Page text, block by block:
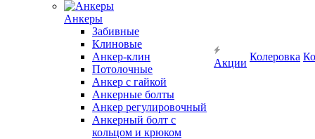
Анкеры
Забивные
Клиновые
Анкер-клин
Потолочные
Анкер с гайкой
Анкерные болты
Анкер регулировочный
Анкерный болт с
кольцом и крюком
Акции
Колеровка